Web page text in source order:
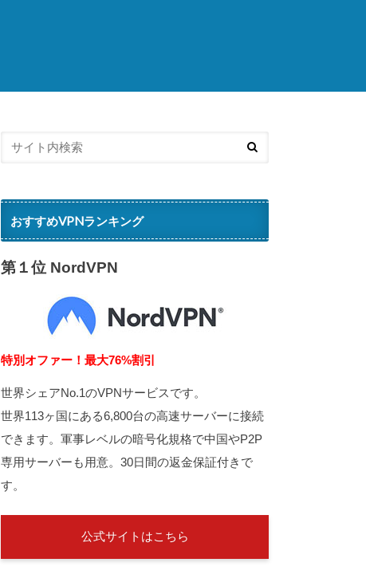
おすすめVPNランキング
第１位 NordVPN
特別オファー！最大76%割引
世界シェアNo.1のVPNサービスです。
世界113ヶ国にある6,800台の高速サーバーに接続
できます。軍事レベルの暗号化規格で中国やP2P
専用サーバーも用意。30日間の返金保証付きで
す。
公式サイトはこちら